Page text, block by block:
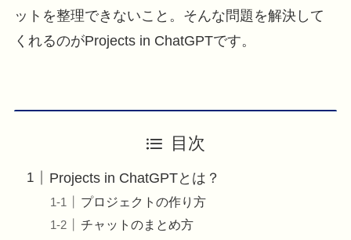
ットを整理できないこと。そんな問題を解決して
くれるのがProjects in ChatGPTです。
目次
Projects in ChatGPTとは？
プロジェクトの作り方
チャットのまとめ方